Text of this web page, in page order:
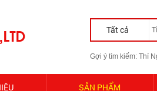
Tất cả
Gợi ý tìm kiếm: Thí
SẢN PHẨM